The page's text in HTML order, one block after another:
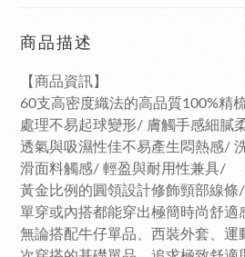
商品描述
【商品資訊】
60支高密度織法的高品質100%精
處理不易起球變形/ 膚觸手感細膩
透氣與吸濕性佳不易產生悶熱感/
滑面料觸感/ 輕盈與耐用性兼具/
黃金比例的圓領設計修飾頸部線
單穿或內搭都能穿出極簡時尚舒適
無論搭配牛仔單品、西裝外套、